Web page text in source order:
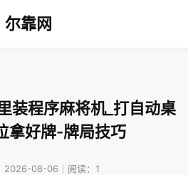
尔靠网
装程序麻将机_打自动桌
拿好牌-牌局技巧
2026-08-06｜阅读：1